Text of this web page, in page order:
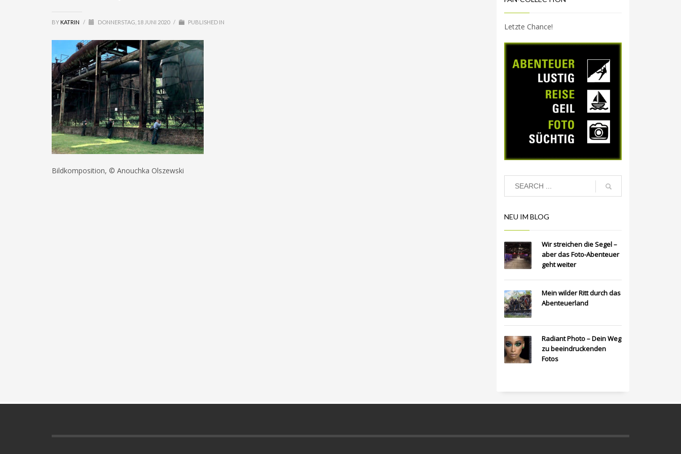
BY KATRIN / DONNERSTAG, 18 JUNI 2020 / PUBLISHED IN
Bildkomposition, © Anouchka Olszewski
Letzte Chance!
NEU IM BLOG
Wir streichen die Segel –
aber das Foto-Abenteuer
geht weiter
Mein wilder Ritt durch das
Abenteuerland
Radiant Photo – Dein Weg
zu beeindruckenden
Fotos